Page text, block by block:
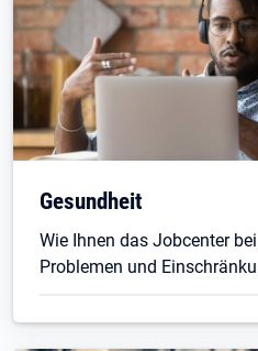
Gesundheit
Wie Ihnen das Jobcenter
Problemen und